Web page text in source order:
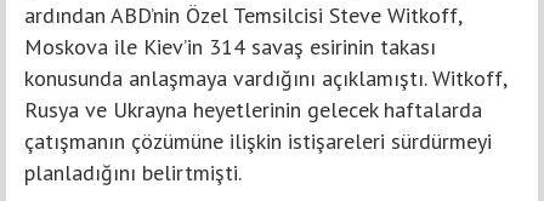
ardından ABD’nin Özel Temsilcisi Steve Witkoff,
Moskova ile Kiev’in 314 savaş esirinin takası
konusunda anlaşmaya vardığını açıklamıştı. Witkoff,
Rusya ve Ukrayna heyetlerinin gelecek haftalarda
çatışmanın çözümüne ilişkin istişareleri sürdürmeyi
planladığını belirtmişti.